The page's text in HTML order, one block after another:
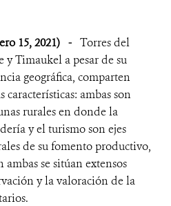
15, 2021) - Torres del
y Timaukel a pesar de su
geográfica, comparten
características: ambas son
rurales en donde la
y el turismo son ejes
de su fomento productivo,
se sitúan extensos
y la valoración de la